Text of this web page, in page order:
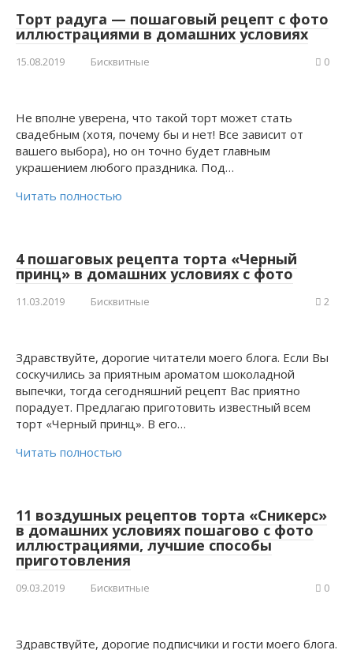
Торт радуга — пошаговый рецепт с фото
иллюстрациями в домашних условиях
15.08.2019 Бисквитные 0
Не вполне уверена, что такой торт может стать
свадебным (хотя, почему бы и нет! Все зависит от
вашего выбора), но он точно будет главным
украшением любого праздника. Под…
Читать полностью
4 пошаговых рецепта торта «Черный
принц» в домашних условиях с фото
11.03.2019 Бисквитные 2
Здравствуйте, дорогие читатели моего блога. Если Вы
соскучились за приятным ароматом шоколадной
выпечки, тогда сегодняшний рецепт Вас приятно
порадует. Предлагаю приготовить известный всем
торт «Черный принц». В его…
Читать полностью
11 воздушных рецептов торта «Сникерс»
в домашних условиях пошагово с фото
иллюстрациями, лучшие способы
приготовления
09.03.2019 Бисквитные 0
Здравствуйте, дорогие подписчики и гости моего блога.